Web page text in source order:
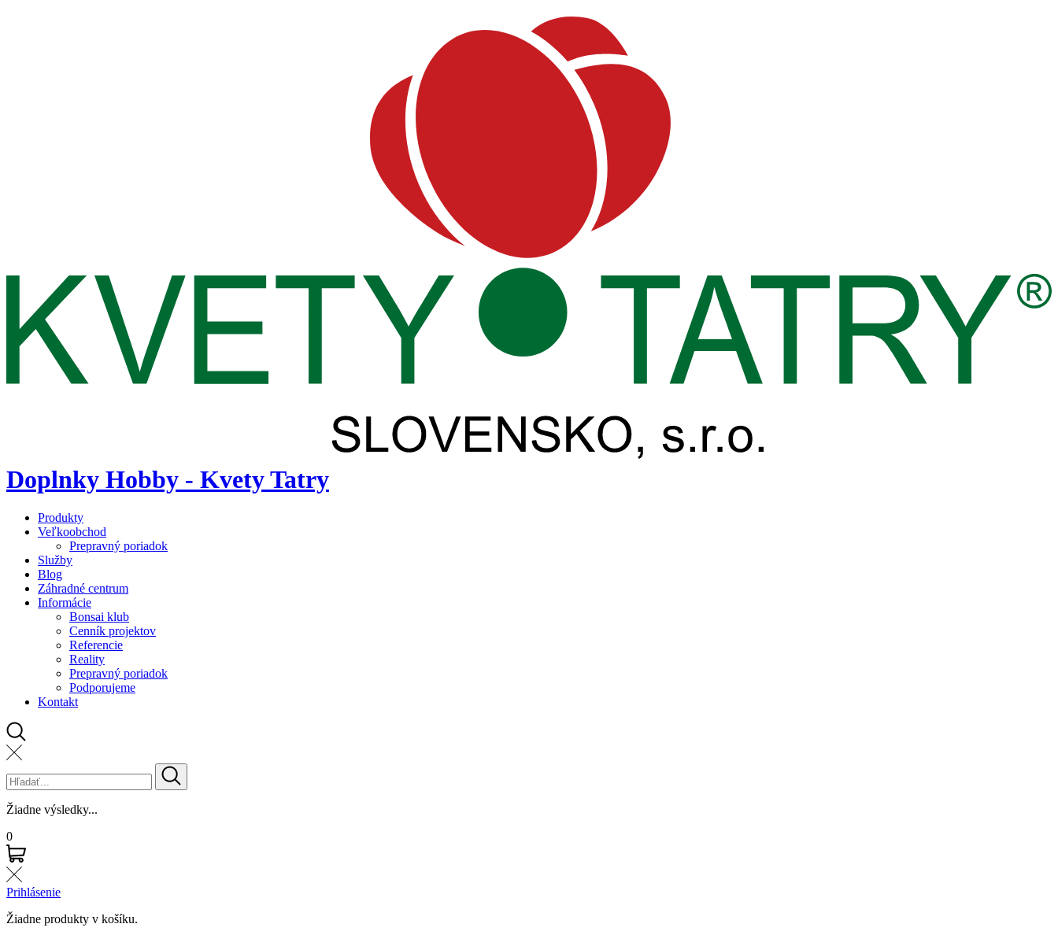
Doplnky Hobby - Kvety Tatry
Produkty
Veľkoobchod
Prepravný poriadok
Služby
Blog
Záhradné centrum
Informácie
Bonsai klub
Cenník projektov
Referencie
Reality
Prepravný poriadok
Podporujeme
Kontakt
Žiadne výsledky...
0
Prihlásenie
Žiadne produkty v košíku.